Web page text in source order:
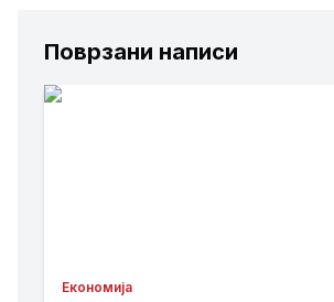
Поврзани написи
Економија